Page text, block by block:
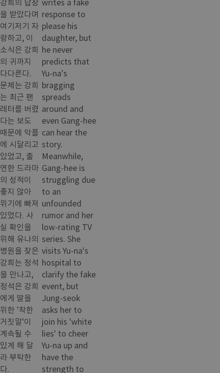
을 받았다며
여기저기 자
랑하고, 이
소식은 강희
의 귀까지
다다른다.
문제는 강희
는 최근 팬
레터를 버렸
다는 보도
때문에 악플
에 시달리고
있었고, 출
연한 드라마
의 성적이
좋지 않아
위기에 빠져
있었다. 사
실 확인을
위해 유나의
병원을 찾은
강희는 정석
을 만나고,
정석은 강희
에게 딸을
위한 '착한
거짓말'이
계속될 수
있게 해 달
라 부탁한
다.
response to
please his
daughter, but
he never
predicts that
Yu-na's
bragging
spreads
around and
even Gang-hee
can hear the
story.
Meanwhile,
Gang-hee is
struggling due
to an
unfounded
rumor and her
low-rating TV
series. She
visits Yu-na's
hospital to
clarify the fake
event, but
Jung-seok
asks her to
join his 'white
lies' to cheer
Yu-na up and
have the
strength to